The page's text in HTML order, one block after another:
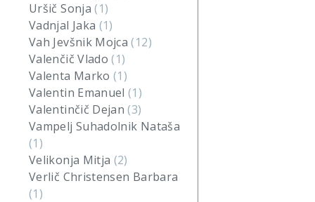
Uršič Sonja(1)
Vadnjal Jaka (1)
Vah Jevšnik Mojca(12)
Valenčič Vlado(1)
Valenta Marko(1)
Valentin Emanuel(1)
Valentinčič Dejan(3)
Vampelj Suhadolnik Nataša
(1)
Velikonja Mitja (2)
Verlič Christensen Barbara
(1)